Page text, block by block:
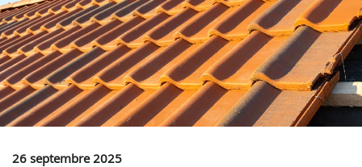
26 septembre 2025